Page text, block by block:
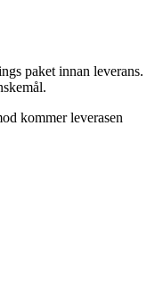
paket innan leverans.
kommer leverasen